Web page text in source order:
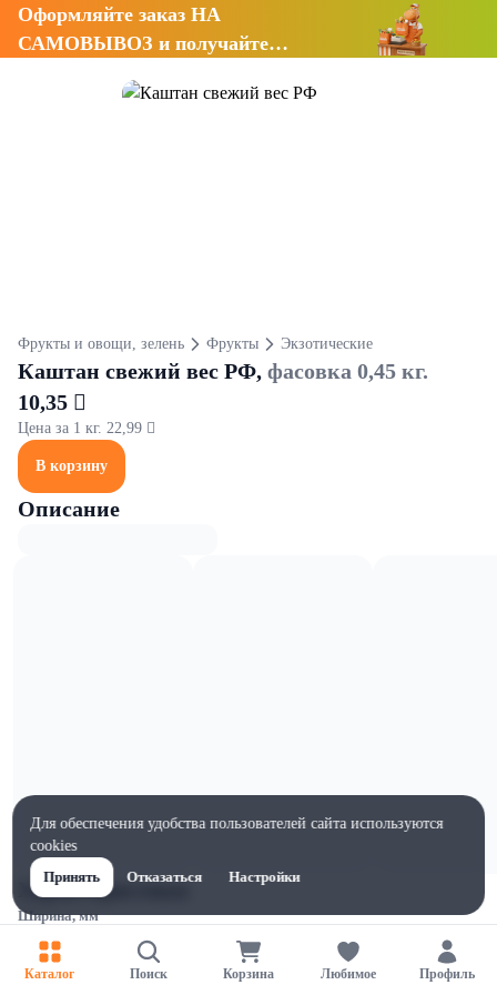
Оформляйте заказ НА
САМОВЫВОЗ и получайте
Фрукты и овощи, зелень Фрукты Экзотические
Каштан свежий вес РФ, фасовка 0,45 кг.
10,35 
Цена за 1 кг. 22,99 
В корзину
Описание
Характеристики
Ширина, мм
Высота, мм
Каталог Поиск Корзина Любимое Профиль
Для обеспечения удобства пользователей сайта используются
cookies
Принять
Отказаться Настройки